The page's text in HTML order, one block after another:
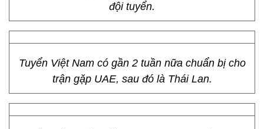
đội tuyển.
Tuyển Việt Nam có gần 2 tuần nữa chuẩn bị cho
trận gặp UAE, sau đó là Thái Lan.